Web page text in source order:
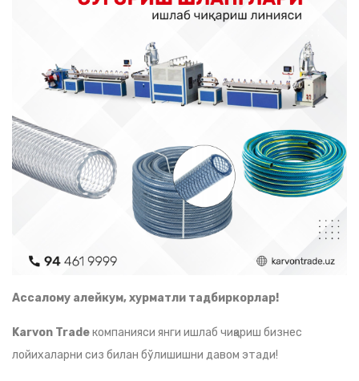
Ассалому алейкум, хурматли тадбиркорлар!
Karvon Tradeкомпанияси янги ишлаб чиқариш бизнес
лойихаларни сиз билан бўлишишни давом этади!